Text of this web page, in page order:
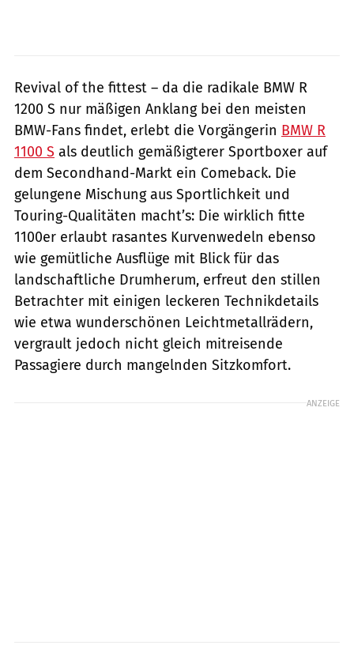
Revival of the fittest – da die radikale BMW R
1200 S nur mäßigen Anklang bei den meisten
BMW-Fans findet, erlebt die Vorgängerin BMW R
1100 S als deutlich gemäßigterer Sportboxer auf
dem Secondhand-Markt ein Comeback. Die
gelungene Mischung aus Sportlichkeit und
Touring-Qualitäten macht’s: Die wirklich fitte
1100er erlaubt rasantes Kurvenwedeln ebenso
wie gemütliche Ausflüge mit Blick für das
landschaftliche Drumherum, erfreut den stillen
Betrachter mit einigen leckeren Technikdetails
wie etwa wunderschönen Leichtmetallrädern,
vergrault jedoch nicht gleich mitreisende
Passagiere durch mangelnden Sitzkomfort.
ANZEIGE